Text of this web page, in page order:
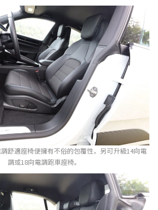
舒適座椅便擁有不俗的包覆性，另可升級14向電
調或18向電調跑車座椅。